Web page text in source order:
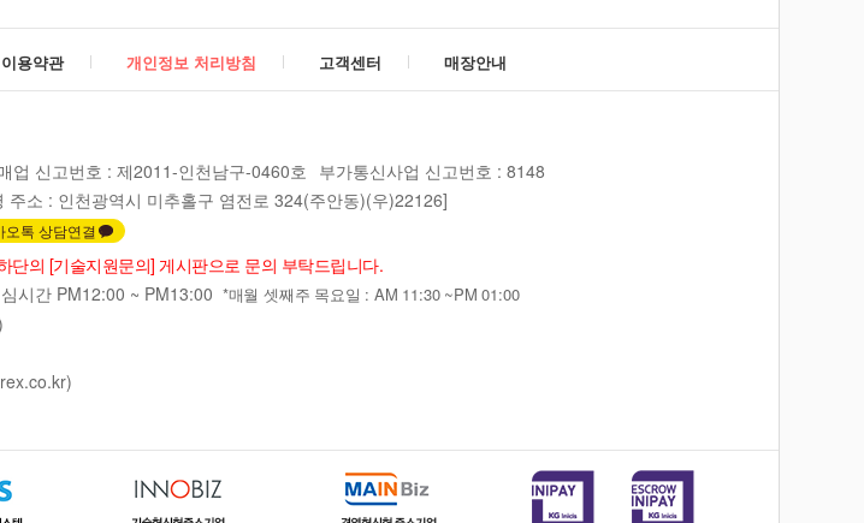
이용약관 개인정보 처리방침 고객센터 매장안내
업 신고번호 : 제2011-인천남구-0460호
부가통신사업 신고번호 : 8148
소 : 인천광역시 미추홀구 염전로 324(주안동)(우)22126]
오톡 상담연결
단의 [기술지원문의] 게시판으로 문의 부탁드립니다.
시간 PM12:00 ~ PM13:00 *매월 셋째주 목요일 : AM 11:30 ~PM 01:00